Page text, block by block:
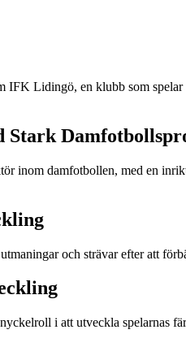
Lidingö, en klubb som
inom damfotbollen, med en
och strävar efter att
i att utveckla spelarnas